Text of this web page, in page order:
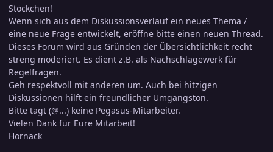
Stöckchen!
Wenn sich aus dem Diskussionsverlauf ein neues Thema /
eine neue Frage entwickelt, eröffne bitte einen neuen Thread.
Dieses Forum wird aus Gründen der Übersichtlichkeit recht
streng moderiert. Es dient z.B. als Nachschlagewerk für
Regelfragen.
Geh respektvoll mit anderen um. Auch bei hitzigen
Diskussionen hilft ein freundlicher Umgangston.
Bitte tagt (@...) keine Pegasus-Mitarbeiter.
Vielen Dank für Eure Mitarbeit!
Hornack